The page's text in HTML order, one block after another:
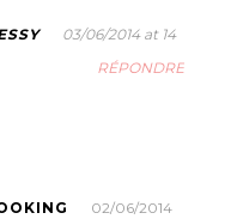
03/06/2014 at 14
RÉPONDRE
02/06/2014